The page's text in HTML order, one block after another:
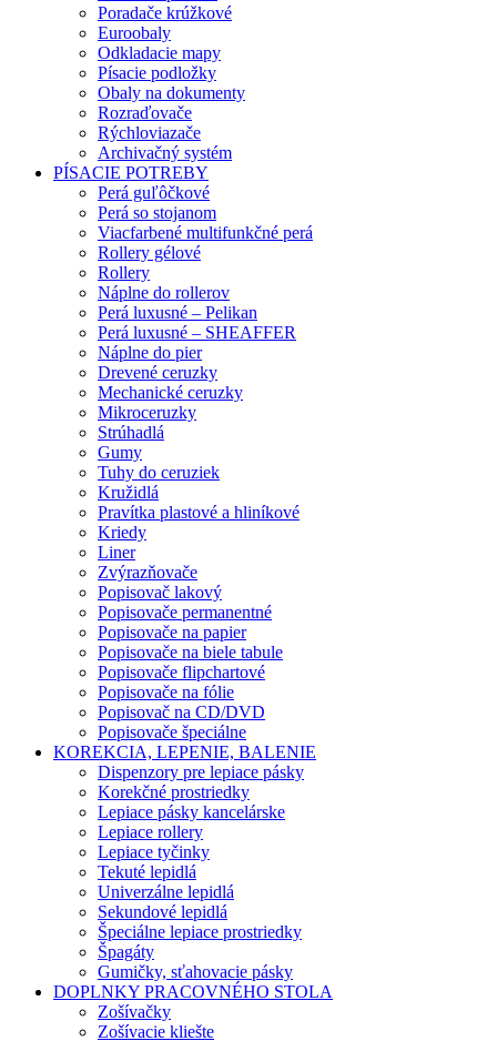
Poradače krúžkové
Euroobaly
Odkladacie mapy
Písacie podložky
Obaly na dokumenty
Rozraďovače
Rýchloviazače
Archivačný systém
PÍSACIE POTREBY
Perá guľôčkové
Perá so stojanom
Viacfarbené multifunkčné perá
Rollery gélové
Rollery
Náplne do rollerov
Perá luxusné – Pelikan
Perá luxusné – SHEAFFER
Náplne do pier
Drevené ceruzky
Mechanické ceruzky
Mikroceruzky
Strúhadlá
Gumy
Tuhy do ceruziek
Kružidlá
Pravítka plastové a hliníkové
Kriedy
Liner
Zvýrazňovače
Popisovač lakový
Popisovače permanentné
Popisovače na papier
Popisovače na biele tabule
Popisovače flipchartové
Popisovače na fólie
Popisovač na CD/DVD
Popisovače špeciálne
KOREKCIA, LEPENIE, BALENIE
Dispenzory pre lepiace pásky
Korekčné prostriedky
Lepiace pásky kancelárske
Lepiace rollery
Lepiace tyčinky
Tekuté lepidlá
Univerzálne lepidlá
Sekundové lepidlá
Špeciálne lepiace prostriedky
Špagáty
Gumičky, sťahovacie pásky
DOPLNKY PRACOVNÉHO STOLA
Zošívačky
Zošívacie kliešte